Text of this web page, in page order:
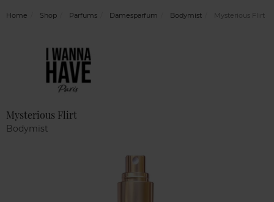
Home Shop Parfums Damesparfum Bodymist Mysterious Flirt
Mysterious Flirt
Bodymist